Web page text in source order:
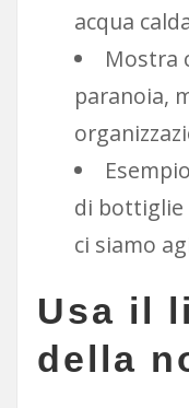
acqua
Mostra
paranoia,
di bottiglie
ci siamo
Usa il
della